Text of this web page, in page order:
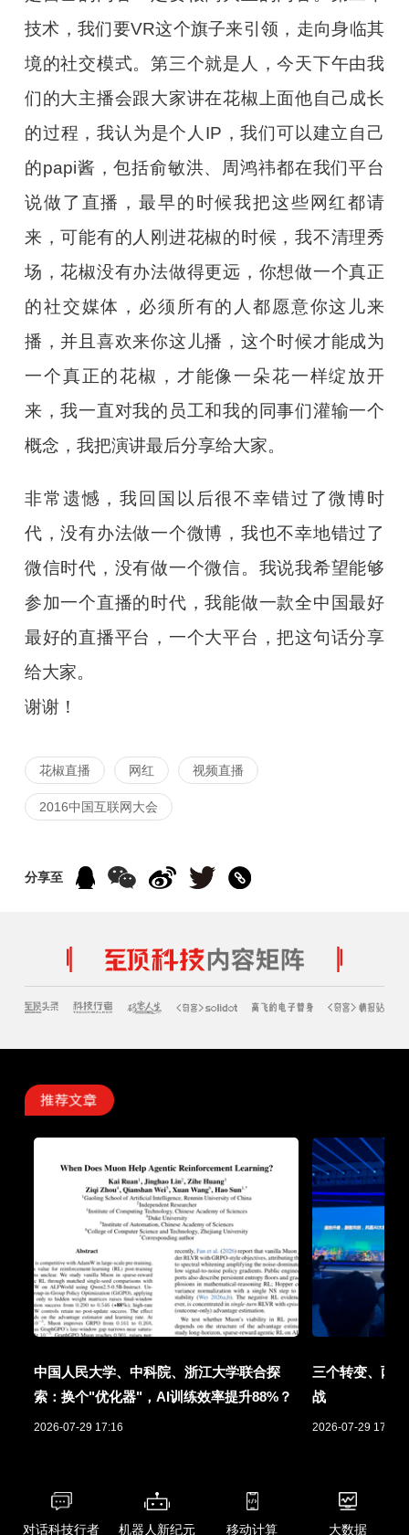
技术，我们要VR这个旗子来引领，走向身临其
境的社交模式。第三个就是人，今天下午由我
们的大主播会跟大家讲在花椒上面他自己成长
的过程，我认为是个人IP，我们可以建立自己
的papi酱，包括俞敏洪、周鸿祎都在我们平台
说做了直播，最早的时候我把这些网红都请
来，可能有的人刚进花椒的时候，我不清理秀
场，花椒没有办法做得更远，你想做一个真正
的社交媒体，必须所有的人都愿意你这儿来
播，并且喜欢来你这儿播，这个时候才能成为
一个真正的花椒，才能像一朵花一样绽放开
来，我一直对我的员工和我的同事们灌输一个
概念，我把演讲最后分享给大家。
非常遗憾，我回国以后很不幸错过了微博时
代，没有办法做一个微博，我也不幸地错过了
微信时代，没有做一个微信。我说我希望能够
参加一个直播的时代，我能做一款全中国最好
最好的直播平台，一个大平台，把这句话分享
给大家。
谢谢！
花椒直播 网红 视频直播
2016中国互联网大会
分享至
中国人民大学、中科院、浙江大学联合探
索：换个"优化器"，AI训练效率提升88%？
2026-07-29 17:16
三个转变、两
战
2026-07-29 17:01
对话科技行者 机器人新纪元 移动计算 大数据